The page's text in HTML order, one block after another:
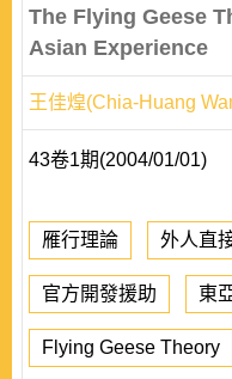
The Flying Geese
Asian Experience
王佳煌(Chia-Huang
43卷1期(2004/01/01)
雁行理論 外人直
官方開發援助 東
Flying Geese Theory